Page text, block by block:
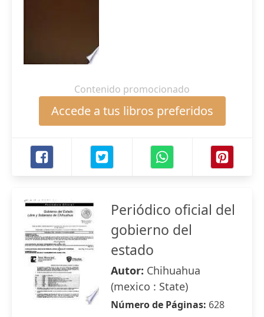
Contenido promocionado
Accede a tus libros preferidos
Periódico oficial del
gobierno del
estado
Autor: Chihuahua
(mexico : State)
Número de Páginas: 628